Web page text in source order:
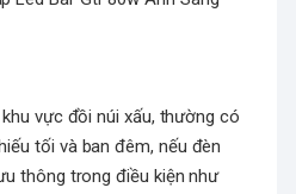
vực đồi núi xấu, thường có
tối và ban đêm, nếu đèn
thông trong điều kiện như